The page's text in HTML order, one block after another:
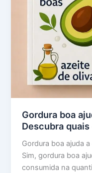
Gordura boa
Descubra
Gordura boa ajuda
Sim, gordura boa
consumida na